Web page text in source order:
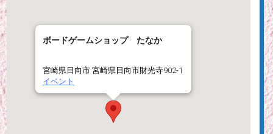
ボードゲームショップ たなか
宮崎県日向市 宮崎県日向市財光寺902-1
イベント